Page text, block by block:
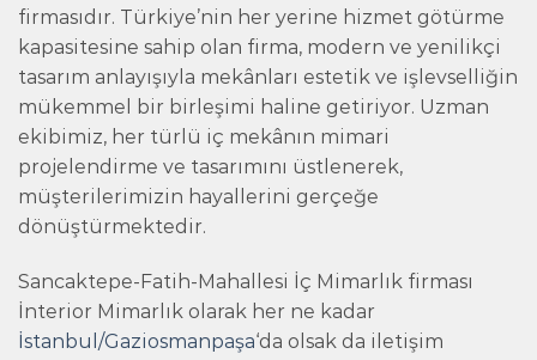
firmasıdır. Türkiye’nin her yerine hizmet götürme
kapasitesine sahip olan firma, modern ve yenilikçi
tasarım anlayışıyla mekânları estetik ve işlevselliğin
mükemmel bir birleşimi haline getiriyor. Uzman
ekibimiz, her türlü iç mekânın mimari
projelendirme ve tasarımını üstlenerek,
müşterilerimizin hayallerini gerçeğe
dönüştürmektedir.
Sancaktepe-Fatih-Mahallesi İç Mimarlık firması
İnterior Mimarlık olarak her ne kadar
İstanbul/Gaziosmanpaşa‘da olsak da iletişim